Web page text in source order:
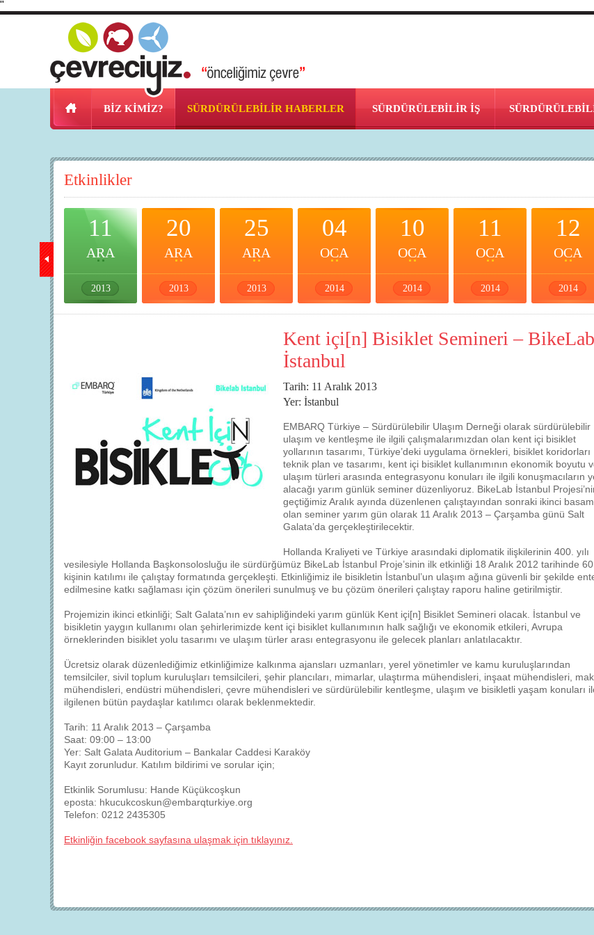
"
BİZ KİMİZ? SÜRDÜRÜLEBİLİR HABERLER SÜRDÜRÜLEBİLİR İŞ
Etkinlikler
11
ARA
2013
20
ARA
2013
25
ARA
2013
04
OCA
2014
10
OCA
2014
11
OCA
2014
12
OCA
2014
Kent içi[n] Bisiklet Semineri – BikeLab
İstanbul
Tarih: 11 Aralık 2013
Yer: İstanbul
EMBARQ Türkiye – Sürdürülebilir Ulaşım Derneği olarak sürdürülebilir
ulaşım ve kentleşme ile ilgili çalışmalarımızdan olan kent içi bisiklet
yollarının tasarımı, Türkiye’deki uygulama örnekleri, bisiklet koridorları
teknik plan ve tasarımı, kent içi bisiklet kullanımının ekonomik boyutu
ulaşım türleri arasında entegrasyonu konuları ile ilgili konuşmacıların
alacağı yarım günlük seminer düzenliyoruz. BikeLab İstanbul
geçtiğimiz Aralık ayında düzenlenen çalıştayından sonraki ikinci
olan seminer yarım gün olarak 11 Aralık 2013 – Çarşamba günü Salt
Galata’da gerçekleştirilecektir.
Hollanda Kraliyeti ve Türkiye arasındaki diplomatik ilişkilerinin 400. yılı
vesilesiyle Hollanda Başkonsolosluğu ile sürdürğümüz BikeLab İstanbul Proje’sinin ilk etkinliği 18 Aralık 2012 tarihinde 60
kişinin katılımı ile çalıştay formatında gerçekleşti. Etkinliğimiz ile bisikletin İstanbul’un ulaşım ağına güvenli bir şekilde
edilmesine katkı sağlaması için çözüm önerileri sunulmuş ve bu çözüm önerileri çalıştay raporu haline getirilmiştir.
Projemizin ikinci etkinliği; Salt Galata’nın ev sahipliğindeki yarım günlük Kent içi[n] Bisiklet Semineri olacak. İstanbul ve
bisikletin yaygın kullanımı olan şehirlerimizde kent içi bisiklet kullanımının halk sağlığı ve ekonomik etkileri, Avrupa
örneklerinden bisiklet yolu tasarımı ve ulaşım türler arası entegrasyonu ile gelecek planları anlatılacaktır.
Ücretsiz olarak düzenlediğimiz etkinliğimize kalkınma ajansları uzmanları, yerel yönetimler ve kamu kuruluşlarından
temsilciler, sivil toplum kuruluşları temsilcileri, şehir plancıları, mimarlar, ulaştırma mühendisleri, inşaat mühendisleri,
mühendisleri, endüstri mühendisleri, çevre mühendisleri ve sürdürülebilir kentleşme, ulaşım ve bisikletli yaşam konuları
ilgilenen bütün paydaşlar katılımcı olarak beklenmektedir.
Tarih: 11 Aralık 2013 – Çarşamba
Saat: 09:00 – 13:00
Yer: Salt Galata Auditorium – Bankalar Caddesi Karaköy
Kayıt zorunludur. Katılım bildirimi ve sorular için;
Etkinlik Sorumlusu: Hande Küçükcoşkun
eposta: hkucukcoskun@embarqturkiye.org
Telefon: 0212 2435305
Etkinliğin facebook sayfasına ulaşmak için tıklayınız.
Çevreci yaklaşımlarsayesinde
yer halini alması mümkün.